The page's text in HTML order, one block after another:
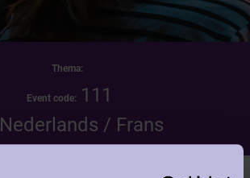
Thema:
Event code: 111
Nederlands / Frans